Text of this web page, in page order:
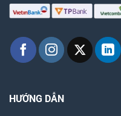
HƯỚNG DẪN